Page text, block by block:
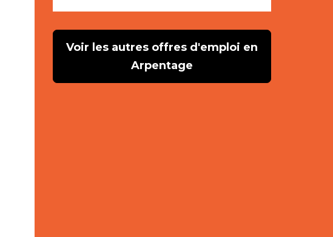
Voir les autres offres d'emploi en
Arpentage